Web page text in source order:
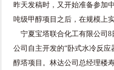
昨天发稿时，又开始准备参加
吨级甲醇项目之后，在规模上
宁夏宝塔联合化工有限公司8
公司自主开发的“卧式水冷反
醇塔项目。林达公司总经理楼